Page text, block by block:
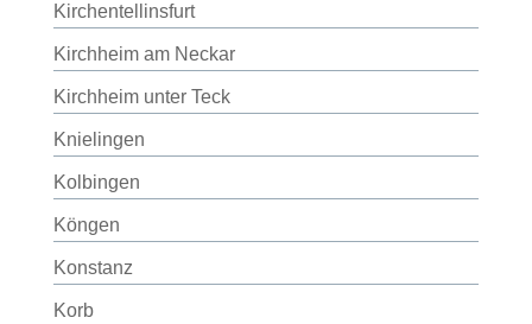
Kirchentellinsfurt
Kirchheim am Neckar
Kirchheim unter Teck
Knielingen
Kolbingen
Köngen
Konstanz
Korb